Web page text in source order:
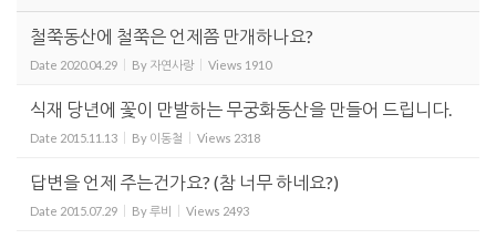
철쭉동산에 철쭉은 언제쯤 만개하나요?
Date 2020.04.29 By 자연사랑 Views 1910
식재 당년에 꽃이 만발하는 무궁화동산을 만들어 드립니다.
Date 2015.11.13 By 이동철 Views 2318
답변을 언제 주는건가요? (참 너무 하네요?)
Date 2015.07.29 By루비 Views 2493